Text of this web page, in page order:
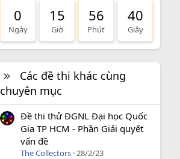
0
Ngày
15
Giờ
56
Phút
40
Giây
Các đề thi khác cùng
chuyên mục
Đề thi thử ĐGNL Đại học Quốc
Gia TP HCM - Phần Giải quyết
vấn đề
The Collectors 28/2/23